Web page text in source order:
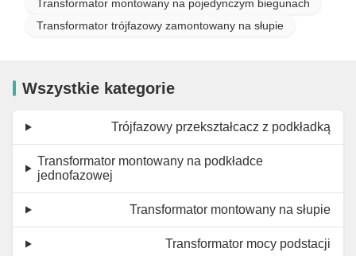
Transformator montowany na pojedynczym biegunach
Transformator trójfazowy zamontowany na słupie
Wszystkie kategorie
Trójfazowy przekształcacz z podkładką
Transformator montowany na podkładce
jednofazowej
Transformator montowany na słupie
Transformator mocy podstacji